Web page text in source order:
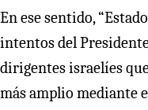
En ese sentido,
intentos del
dirigentes israelíes
más amplio mediante